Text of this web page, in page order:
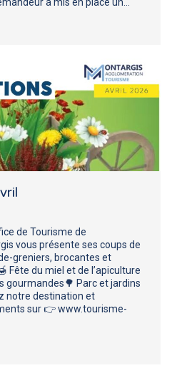
de Tourisme de
vous présente ses coups de
greniers, brocantes et
Fête du miel et de l’apiculture
gourmandes🌳 Parc et jardins
notre destination et
sur 👉 www.tourisme-